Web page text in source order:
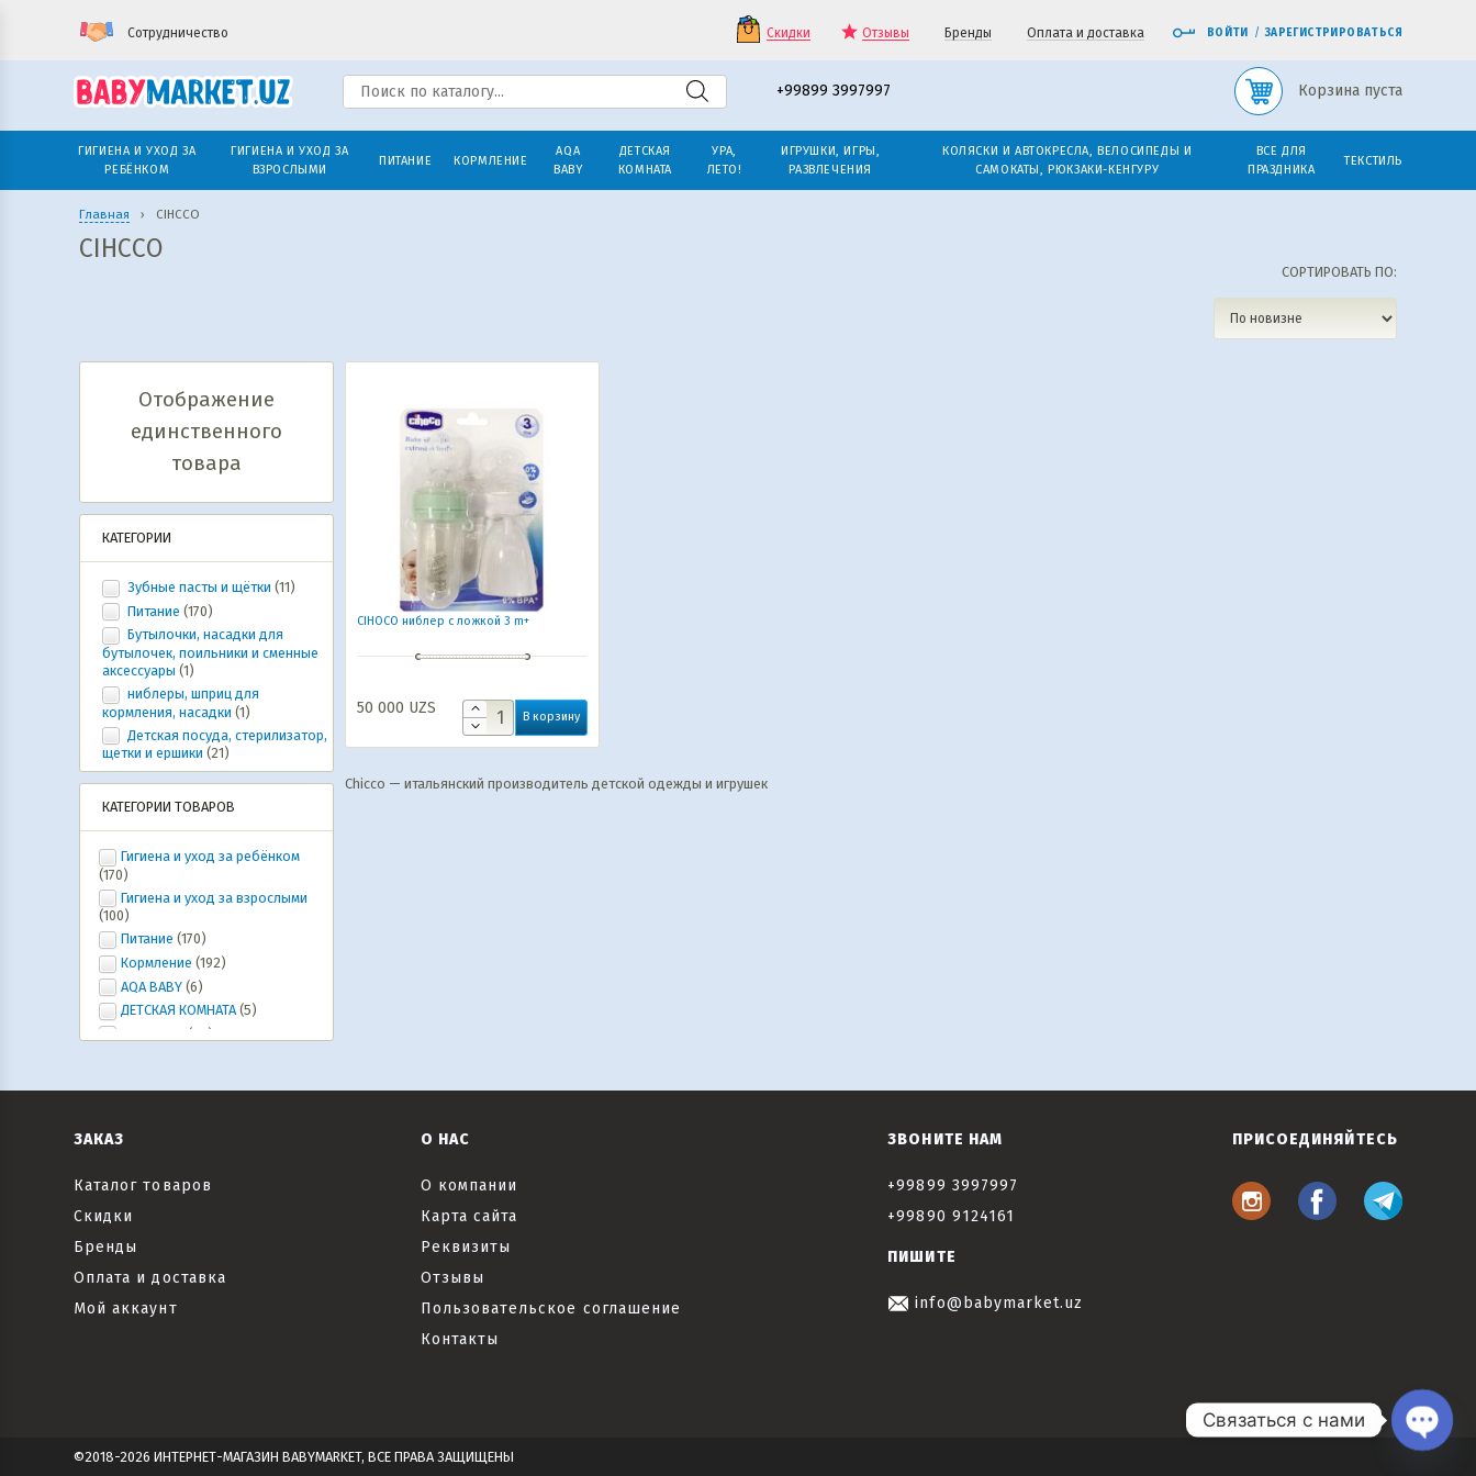
Сотрудничество Скидки Отзывы Бренды Оплата и доставка ВОЙТИ / ЗАРЕГИСТРИРОВАТЬСЯ
+99899 3997997 Корзина пуста
ГИГИЕНА И УХОД ЗА
РЕБЁНКОМ
ГИГИЕНА И УХОД ЗА
ВЗРОСЛЫМИ
ПИТАНИЕ КОРМЛЕНИЕ
AQA
BABY
ДЕТСКАЯ
КОМНАТА
УРА,
ЛЕТО!
ИГРУШКИ, ИГРЫ,
РАЗВЛЕЧЕНИЯ
КОЛЯСКИ И АВТОКРЕСЛА, ВЕЛОСИПЕДЫ И
САМОКАТЫ, РЮКЗАКИ-КЕНГУРУ
ВСЕ ДЛЯ
ПРАЗДНИКА
ТЕКСТИЛЬ
Главная › CIHCCO
CIHCCO
СОРТИРОВАТЬ ПО:
Отображение
единственного
товара
КАТЕГОРИИ
Зубные пасты и щётки (11)
Питание (170)
Бутылочки, насадки для
бутылочек, поильники и сменные
аксессуары (1)
ниблеры, шприц для
кормления, насадки (1)
Детская посуда, стерилизатор,
щетки и ершики (21)
КАТЕГОРИИ ТОВАРОВ
Гигиена и уход за ребёнком
(170)
Гигиена и уход за взрослыми
(100)
Питание (170)
Кормление (192)
AQA BABY (6)
ДЕТСКАЯ КОМНАТА (5)
(20)
кенгуру
Текстиль (6)
CIHОCO ниблер с ложкой 3 m+
50 000 UZS В корзину
Chicco — итальянский производитель детской одежды и игрушек
ЗАКАЗ
Каталог товаров
Скидки
Бренды
Оплата и доставка
Мой аккаунт
О НАС
О компании
Карта сайта
Реквизиты
Отзывы
Пользовательское соглашение
Контакты
ЗВОНИТЕ НАМ
+99899 3997997
+99890 9124161
ПИШИТЕ
info@babymarket.uz
ПРИСОЕДИНЯЙТЕСЬ
©2018-2026 ИНТЕРНЕТ-МАГАЗИН BABYMARKET, ВСЕ ПРАВА ЗАЩИЩЕНЫ
Связаться с нами